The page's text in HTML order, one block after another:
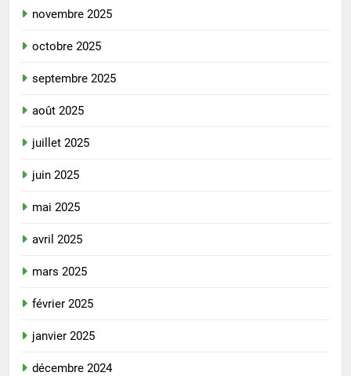
novembre 2025
octobre 2025
septembre 2025
août 2025
juillet 2025
juin 2025
mai 2025
avril 2025
mars 2025
février 2025
janvier 2025
décembre 2024